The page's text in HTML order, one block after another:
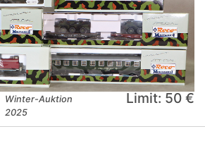
Winter-Auktion
2025
Limit: 50 €